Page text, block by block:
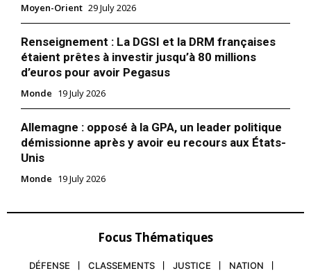
Moyen-Orient 29 July 2026
Renseignement : La DGSI et la DRM françaises
étaient prêtes à investir jusqu’à 80 millions
d’euros pour avoir Pegasus
Monde 19 July 2026
Allemagne : opposé à la GPA, un leader politique
démissionne après y avoir eu recours aux États-
Unis
Monde 19 July 2026
Focus Thématiques
DÉFENSE CLASSEMENTS JUSTICE
NATION